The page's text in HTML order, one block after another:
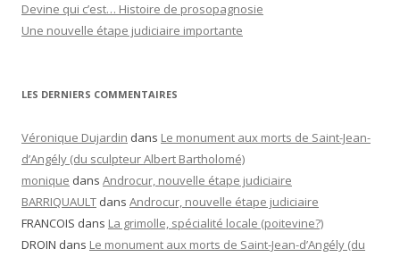
Devine qui c’est… Histoire de prosopagnosie
Une nouvelle étape judiciaire importante
LES DERNIERS COMMENTAIRES
Véronique Dujardin dans Le monument aux morts de Saint-Jean-
d’Angély (du sculpteur Albert Bartholomé)
monique dans Androcur, nouvelle étape judiciaire
BARRIQUAULT dans Androcur, nouvelle étape judiciaire
FRANCOIS dans La grimolle, spécialité locale (poitevine?)
DROIN dans Le monument aux morts de Saint-Jean-d’Angély (du